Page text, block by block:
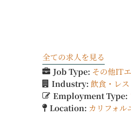
全ての求人を見る
Job Type: その他IT
Industry: 飲食・レ
Employment Type:
Location: カリフォル